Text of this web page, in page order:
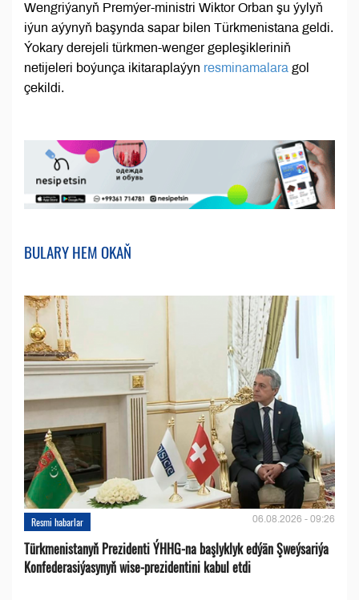
Wengriýanyň Premýer-ministri Wiktor Orban şu ýylyň
iýun aýynyň başynda sapar bilen Türkmenistana geldi.
Ýokary derejeli türkmen-wenger gepleşikleriniň
netijeleri boýunça ikitaraplaýyn resminamalara gol
çekildi.
BULARY HEM OKAŇ
Resmi habarlar 06.08.2026 - 09:26
Türkmenistanyň Prezidenti ÝHHG-na başlyklyk edýän Şweýsariýa
Konfederasiýasynyň wise-prezidentini kabul etdi